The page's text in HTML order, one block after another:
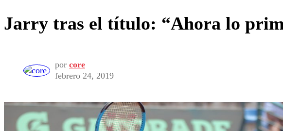
Jarry tras el título: “Ahora lo
por core
febrero 24, 2019